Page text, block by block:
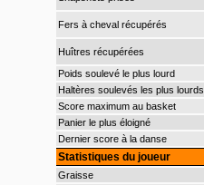
Fers à cheval récupérés
Huîtres récupérées
Poids soulevé le plus lourd
Haltères soulevés les plus lourds
Score maximum au basket
Panier le plus éloigné
Dernier score à la danse
Statistiques du joueur
Graisse